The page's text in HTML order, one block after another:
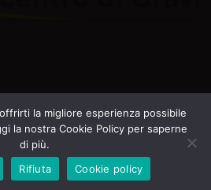
iscritta al Registro della
di Roma n. 69 del 16.07.2020
Margherita Furlan
- La Casa del Sole Edizioni
la migliore esperienza possibile
la nostra Cookie Policy per saperne
di più.
Rifiuta Cookie policy